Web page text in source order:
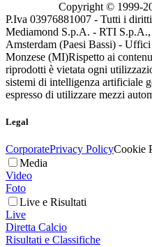
Copyright © 1999-
P.Iva 03976881007 - Tutti i
Mediamond S.p.A. - RTI S.p.A.,
Amsterdam (Paesi Bassi) -
Monzese (MI)Rispetto ai
riprodotti è vietata ogni
sistemi di intelligenza artificiale
espresso di utilizzare mezzi
Legal
CorporatePrivacy PolicyCookie
Media
Video
Foto
Live e Risultati
Live
Diretta Calcio
Risultati e Classifiche